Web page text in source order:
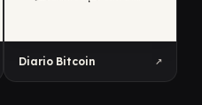
Diario Bitcoin ↗